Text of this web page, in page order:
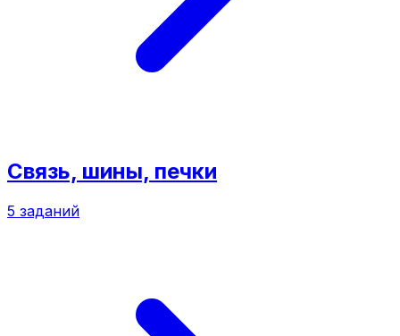
Связь, шины, печки
5 заданий